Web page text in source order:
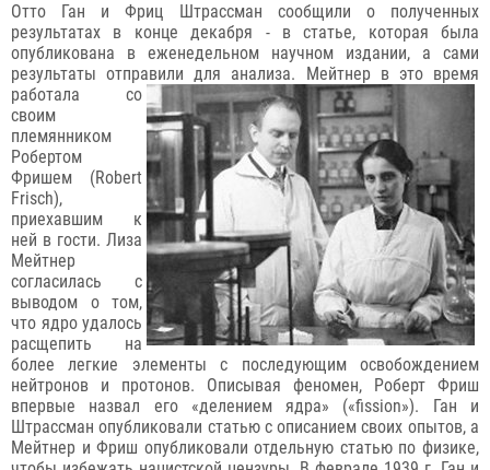
Отто Ган и Фриц Штрассман сообщили о полученных
результатах в конце декабря - в статье, которая была
опубликована в еженедельном научном издании, а сами
результаты отправилидля анализа. Мейтнер в это время
работала со
своим
племянником
Робертом
Фришем (Robert
Frisch),
приехавшим к
ней в гости. Лиза
Мейтнер
согласилась с
выводом о том,
что ядро удалось
расщепить на
более легкие элементы с последующим освобождением
нейтронов и протонов. Описывая феномен, Роберт Фриш
впервые назвал его «делением ядра» («fission»). Ган и
Штрассман опубликовали статью с описанием своих опытов, а
Мейтнер и Фриш опубликовали отдельную статью по физике,